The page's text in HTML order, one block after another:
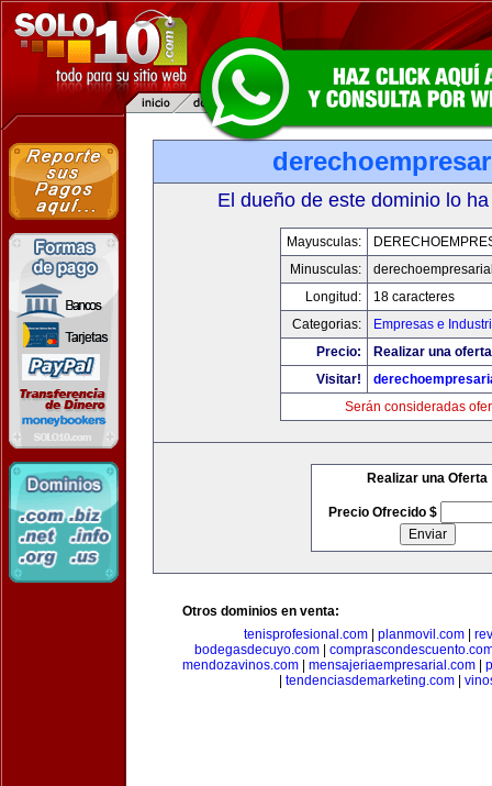
El dueño de este dominio lo
Mayusculas:
Minusculas:
Longitud:
18 caracteres
Categorias:
Empresas e
Precio:
Realizar una
Visitar!
Serán consideradas
Realizar una Oferta
Precio Ofrecido $
Otros dominios en venta:
tenisprofesional.com
planmovil.com
bodegasdecuyo.com
mendozavinos.com
mensajeriaempresarial.com
tendenciasdemarketing.com